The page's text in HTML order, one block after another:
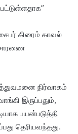
கிரைம் காவல்
நிர்வாகம்
இருப்பதும்,
பயன்படுத்தி
தெரியவந்தது.